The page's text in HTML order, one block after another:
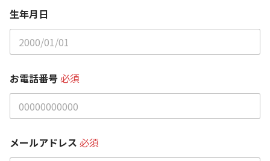
生年月日
お電話番号必須
メールアドレス 必須